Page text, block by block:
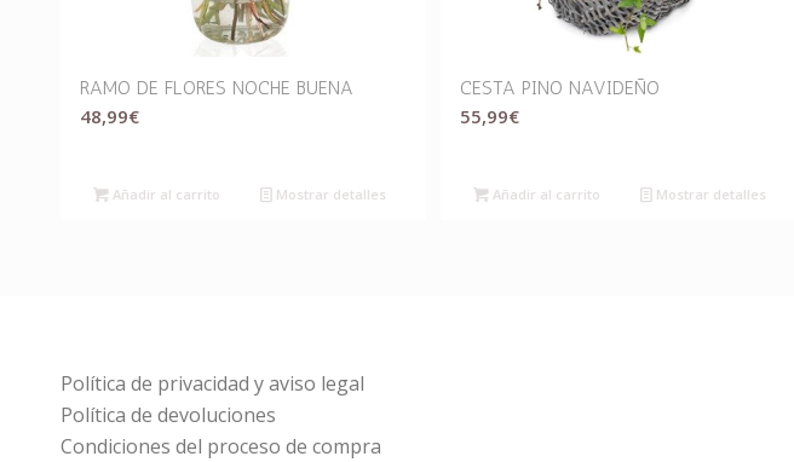
RAMO DE FLORES NOCHE BUENA
48,99€
Añadir al carrito Mostrar detalles
CESTA PINO NAVIDEÑO
55,99€
Añadir al carrito Mostrar detalles
Política de privacidad y aviso legal
Política de devoluciones
Condiciones del proceso de compra